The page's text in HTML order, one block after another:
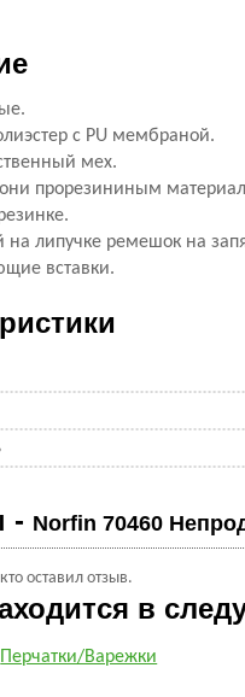
с PU мембраной.
мех.
прорезининым
на липучке ремешок на
вставки.
- Norfin 70460
оставил отзыв.
в
Перчатки/Варежки